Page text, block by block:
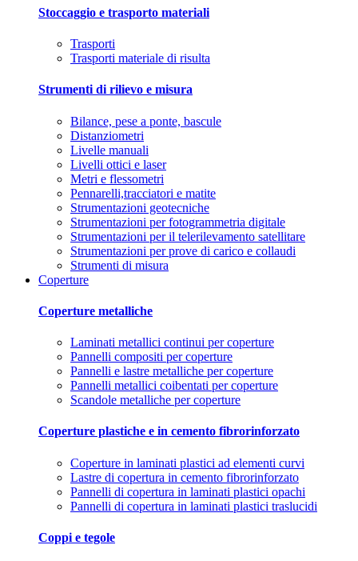
Stoccaggio e trasporto materiali
Trasporti
Trasporti materiale di risulta
Strumenti di rilievo e misura
Bilance, pese a ponte, bascule
Distanziometri
Livelle manuali
Livelli ottici e laser
Metri e flessometri
Pennarelli,tracciatori e matite
Strumentazioni geotecniche
Strumentazioni per fotogrammetria digitale
Strumentazioni per il telerilevamento satellitare
Strumentazioni per prove di carico e collaudi
Strumenti di misura
Coperture
Coperture metalliche
Laminati metallici continui per coperture
Pannelli compositi per coperture
Pannelli e lastre metalliche per coperture
Pannelli metallici coibentati per coperture
Scandole metalliche per coperture
Coperture plastiche e in cemento fibrorinforzato
Coperture in laminati plastici ad elementi curvi
Lastre di copertura in cemento fibrorinforzato
Pannelli di copertura in laminati plastici opachi
Pannelli di copertura in laminati plastici traslucidi
Coppi e tegole